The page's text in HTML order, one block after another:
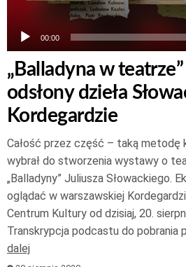
00:00
„Balladyna w
odsłony dzieła
Kordegardzie
Całość przez część – taką metodę
wybrał do stworzenia wystawy o
„Balladyny” Juliusza Słowackiego.
oglądać w warszawskiej
Centrum Kultury od dzisiaj, 20.
Transkrypcja podcastu do pobrania
dalej